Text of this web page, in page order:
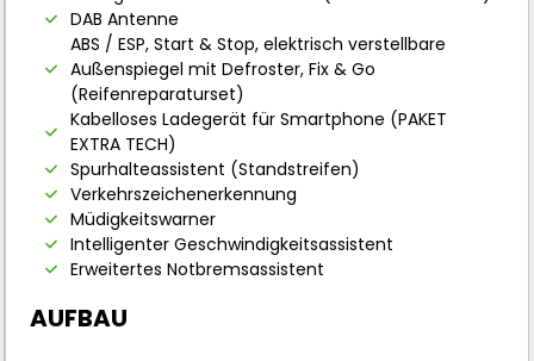
DAB Antenne
ABS / ESP, Start & Stop, elektrisch verstellbare
Außenspiegel mit Defroster, Fix & Go
(Reifenreparaturset)
Kabelloses Ladegerät für Smartphone (PAKET
EXTRA TECH)
Spurhalteassistent (Standstreifen)
Verkehrszeichenerkennung
Müdigkeitswarner
Intelligenter Geschwindigkeitsassistent
Erweitertes Notbremsassistent
AUFBAU